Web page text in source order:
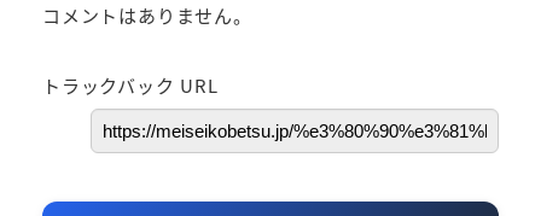
コメントはありません。
トラックバック URL